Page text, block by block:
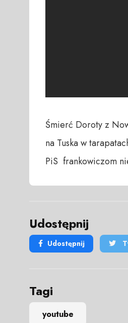
Śmierć Doroty z
na Tuska w
PiS  frankowiczom
Udostępnij
Udostępnij
Tagi
youtube